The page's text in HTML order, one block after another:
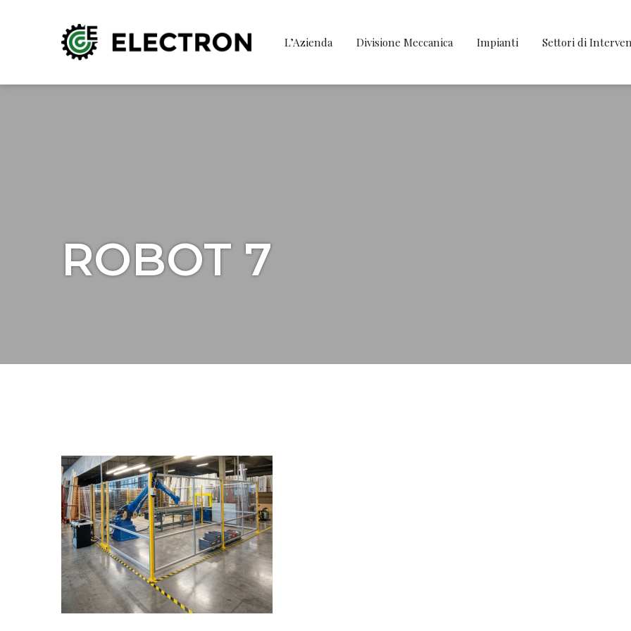
L’Azienda Divisione Meccanica Impianti Settori di
ROBOT 7